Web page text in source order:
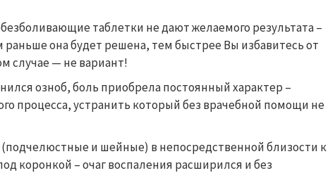
таблетки не дают желаемого результата –
она будет решена, тем быстрее Вы избавитесь от
случае — не вариант!
озноб, боль приобрела постоянный характер –
процесса, устранить который без врачебной помощи не
и шейные) в непосредственной близости к
коронкой – очаг воспаления расширился и без